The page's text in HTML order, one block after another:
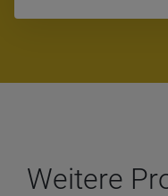
Wei­tere